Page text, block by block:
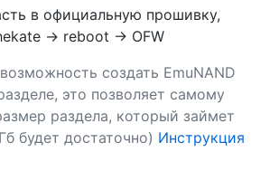
в официальную прошивку,
-> reboot -> OFW
создать EmuNAND
это позволяет самому
раздела, который займет
будет достаточно) Инструкция